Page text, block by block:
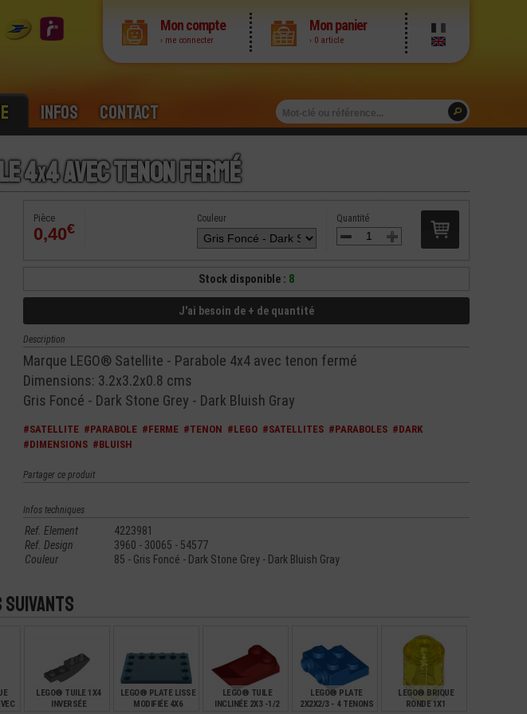
Mon compte
› me connecter
Mon panier
› 0 article
Infos Contact
4x4 Avec Tenon Fermé
Pièce
0,40€
Quantité
Couleur
Stock disponible : 8
J'ai besoin de + de quantité
Description
Marque LEGO® Satellite - Parabole 4x4 avec tenon fermé
Dimensions: 3.2x3.2x0.8 cms
Gris Foncé - Dark Stone Grey - Dark Bluish Gray
#SATELLITE #PARABOLE #FERME #TENON #LEGO #SATELLITES #PARABOLES #DARK
#DIMENSIONS #BLUISH
Partager ce produit
Infos techniques
Ref. Element
4223981
Ref. Design
3960 - 30065 - 54577
Couleur
85 - Gris Foncé - Dark Stone Grey - Dark Bluish Gray
suivants
LEGO® TUILE 1X4
INVERSÉE
LEGO® PLATE LISSE
MODIFIÉE 4X6
LEGO® TUILE
INCLINÉE 2X3 -1/2
LEGO® PLATE
2X2X2/3 - 4 TENONS
LEGO® BRIQUE
RONDE 1X1